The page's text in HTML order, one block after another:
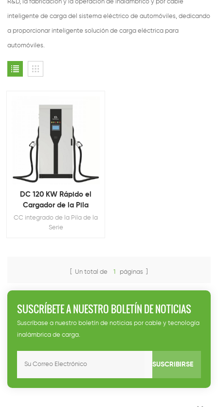
R&D, la fabricación y la operación de inalámbrico y por cable
inteligente de carga del sistema eléctrico de automóviles, dedicando
a proporcionar inteligente solución de carga eléctrica para
automóviles.
DC 120 KW Rápido el
Cargador de la Pila
CC integrado de la Pila de la
Serie
[ Un total de 1 páginas ]
SUSCRÍBETE A NUESTRO BOLETÍN DE NOTICIAS
Suscríbase a nuestro boletín de noticias por cable y tecnología
inalámbrica de carga.
SUSCRIBIRSE